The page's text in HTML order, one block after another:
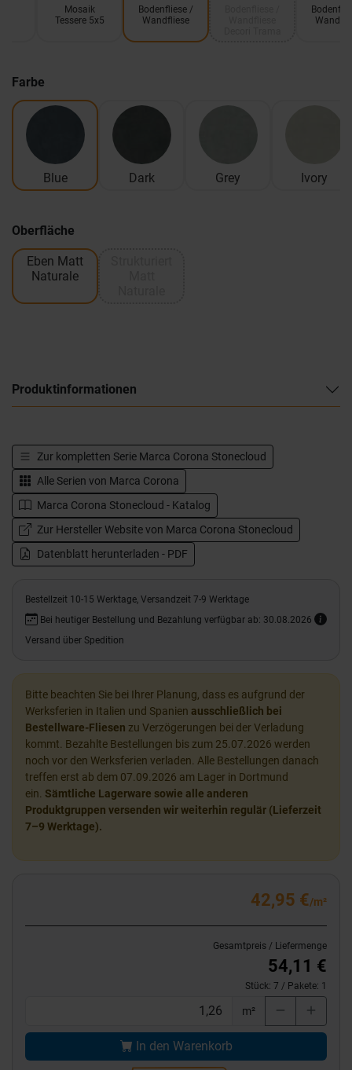
Mosaik
Tessere 5x5
Bodenfliese /
Wandfliese
Farbe
Blue Dark Grey Ivory
Oberfläche
Eben Matt
Naturale
Produktinformationen
Zur kompletten Serie Marca Corona Stonecloud
Alle Serien von Marca Corona
Marca Corona Stonecloud - Katalog
Zur Hersteller Website von Marca Corona Stonecloud
Datenblatt herunterladen - PDF
Bestellzeit 10-15 Werktage, Versandzeit 7-9 Werktage
Bei heutiger Bestellung und Bezahlung verfügbar ab: 30.08.2026
Versand über Spedition
Bitte beachten Sie bei Ihrer Planung, dass es aufgrund der
Werksferien in Italien und Spanien ausschließlich bei
Bestellware-Fliesen zu Verzögerungen bei der Verladung
kommt. Bezahlte Bestellungen bis zum 25.07.2026 werden
noch vor den Werksferien verladen. Alle Bestellungen danach
treffen erst ab dem 07.09.2026 am Lager in Dortmund
ein. Sämtliche Lagerware sowie alle anderen
Produktgruppen versenden wir weiterhin regulär (Lieferzeit
7–9 Werktage).
42,95 €/m²
Gesamtpreis / Liefermenge
54,11 €
Stück: 7 / Pakete: 1
m²
In den Warenkorb